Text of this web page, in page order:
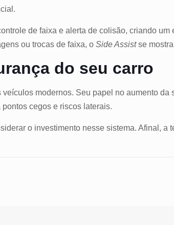
de faixa e alerta de colisão, criando
ou trocas de faixa, oSide Assistse
do seu carro
modernos. Seu papel no aumento
cegos e riscos laterais.
o investimento nesse sistema. Afinal,